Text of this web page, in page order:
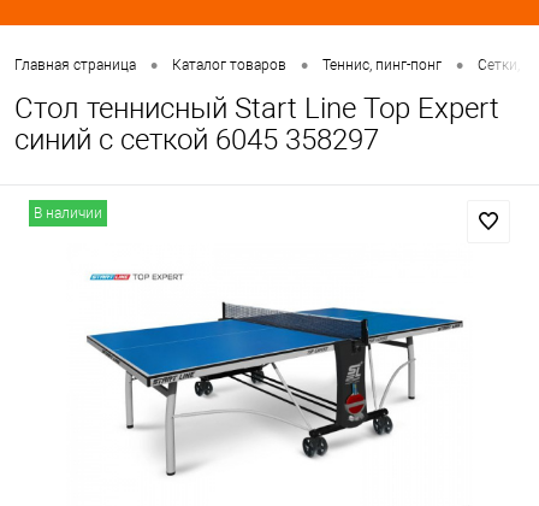
Главная страница • Каталог товаров • Теннис, пинг-понг • Сетки,
Стол теннисный Start Line Top Expert
синий с сеткой 6045 358297
В наличии